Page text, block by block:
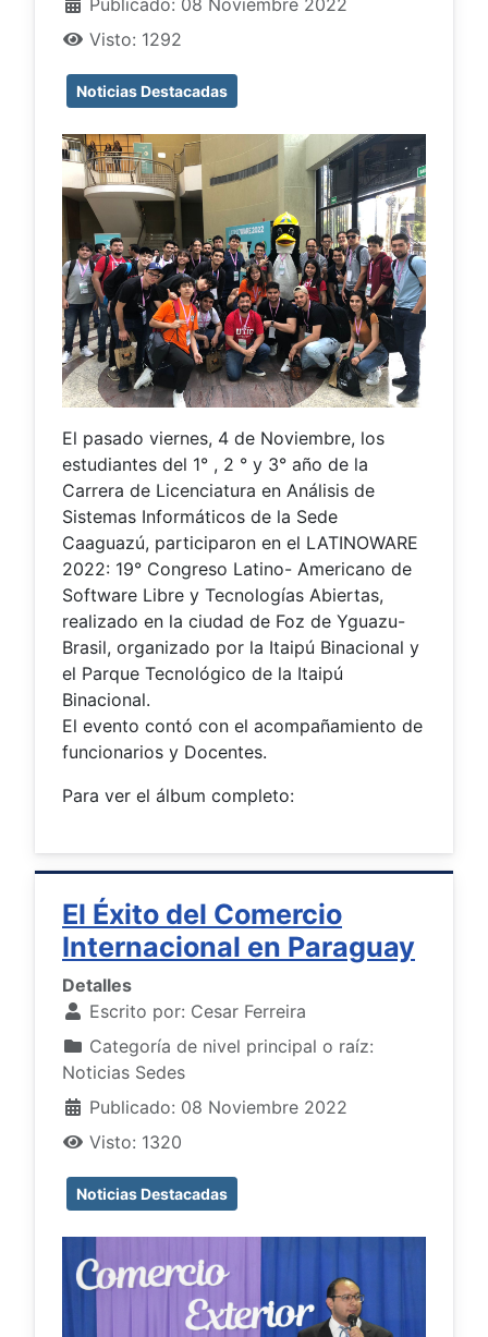
Publicado: 08 Noviembre 2022
Visto: 1292
Noticias Destacadas
El pasado viernes, 4 de Noviembre, los
estudiantes del 1° , 2 ° y 3° año de la
Carrera de Licenciatura en Análisis de
Sistemas Informáticos de la Sede
Caaguazú, participaron en el LATINOWARE
2022: 19° Congreso Latino- Americano de
Software Libre y Tecnologías Abiertas,
realizado en la ciudad de Foz de Yguazu-
Brasil, organizado por la Itaipú Binacional y
el Parque Tecnológico de la Itaipú
Binacional.
El evento contó con el acompañamiento de
funcionarios y Docentes.
Para ver el álbum completo:
El Éxito del Comercio
Internacional en Paraguay
Detalles
Escrito por: Cesar Ferreira
Categoría de nivel principal o raíz:
Noticias Sedes
Publicado: 08 Noviembre 2022
Visto: 1320
Noticias Destacadas